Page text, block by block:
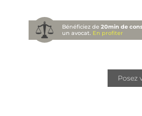
Bénéficiez de20min de
un avocat. En profiter
Posez